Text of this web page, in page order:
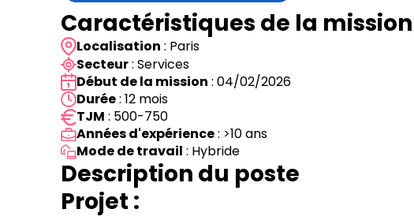
Caractéristiques de la mission
Localisation : Paris
Secteur: Services
Début de la mission : 04/02/2026
Durée: 12 mois
TJM : 500-750
Années d'expérience: >10 ans
Mode de travail : Hybride
Description du poste
Projet :